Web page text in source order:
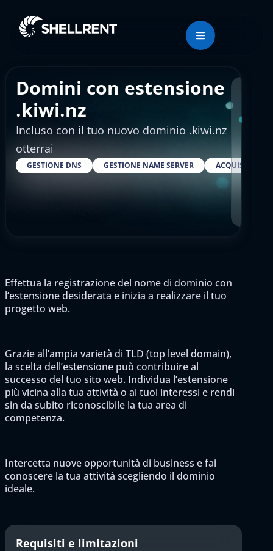
Domini con estensione
.kiwi.nz
Incluso con il tuo nuovo dominio .kiwi.nz
otterrai
GESTIONE DNS GESTIONE NAME SERVER ACQUISTARE
Effettua la registrazione del nome di dominio con
l’estensione desiderata e inizia a realizzare il tuo
progetto web.
Grazie all’ampia varietà di TLD (top level domain),
la scelta dell’estensione può contribuire al
successo del tuo sito web. Individua l’estensione
più vicina alla tua attività o ai tuoi interessi e rendi
sin da subito riconoscibile la tua area di
competenza.
Intercetta nuove opportunità di business e fai
conoscere la tua attività scegliendo il dominio
ideale.
Requisiti e limitazioni